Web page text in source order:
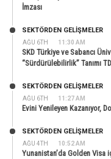
İmzası
AĞU 6TH 11:30 AM
SEKTÖRDEN GELIŞMELER
SKD Türkiye ve Sabancı
“Sürdürülebilirlik” Tanımı
AĞU 6TH 11:27 AM
SEKTÖRDEN GELIŞMELER
Evini Yenileyen Kazanıyor,
AĞU 4TH 10:52 AM
SEKTÖRDEN GELIŞMELER
Yunanistan’da Golden Visa